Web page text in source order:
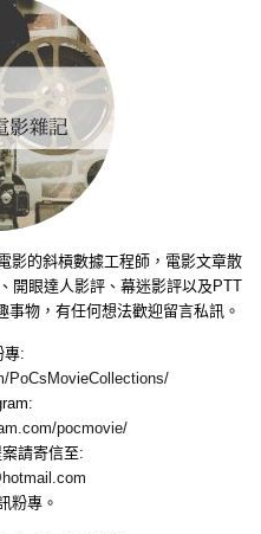
影的斜槓數據工程師，電影文章散
開眼達人影評、幕迷影評以及PTT
物，有任何想法歡迎留言私訊。
專:
PoCsMovieCollections/
pocmovie/
請寄信至:
粉專。